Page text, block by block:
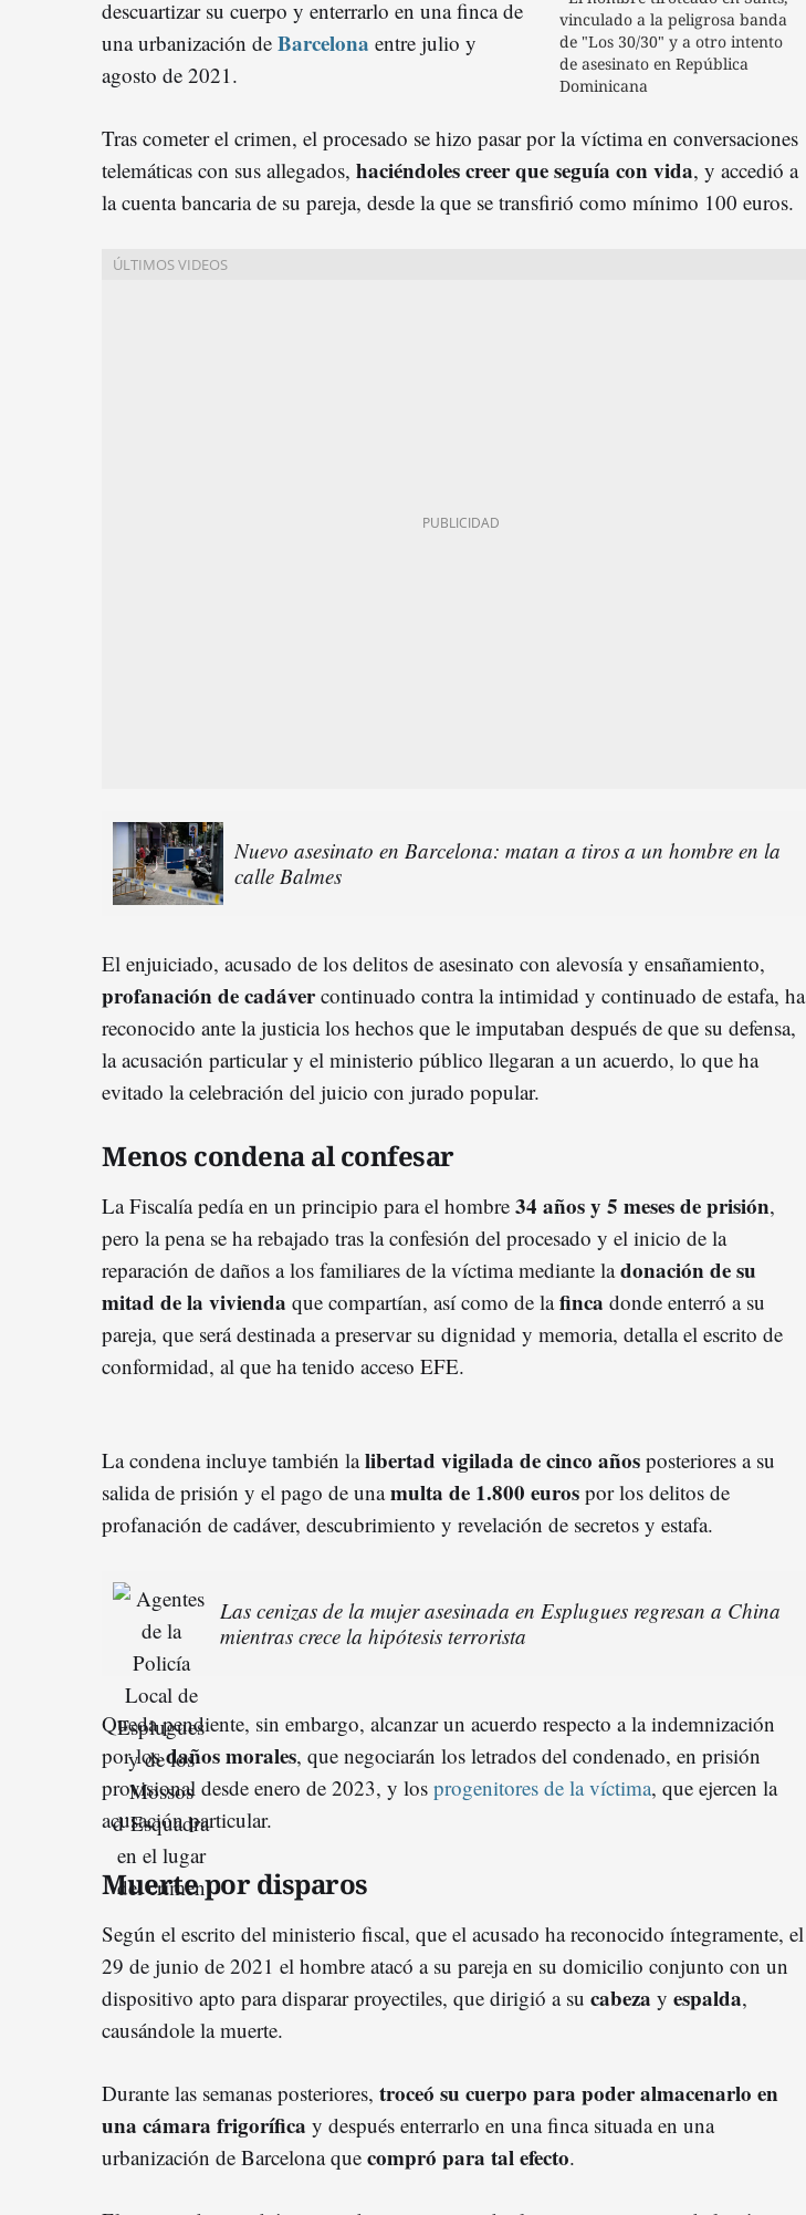
vinculado a la peligrosa banda
de "Los 30/30" y a otro intento
de asesinato en República
Dominicana
descuartizar su cuerpo y enterrarlo en una finca de
una urbanización de Barcelona entre julio y
agosto de 2021.
Tras cometer el crimen, el procesado se hizo pasar por la víctima en conversaciones
telemáticas con sus allegados, haciéndoles creer que seguía con vida, y accedió a
la cuenta bancaria de su pareja, desde la que se transfirió como mínimo 100 euros.
Nuevo asesinato en Barcelona: matan a tiros a un hombre en la
calle Balmes
El enjuiciado, acusado de los delitos de asesinato con alevosía y ensañamiento,
profanación de cadávercontinuado contra la intimidad y continuado de estafa, ha
reconocido ante la justicia los hechos que le imputaban después de que su defensa,
la acusación particular y el ministerio público llegaran a un acuerdo, lo que ha
evitado la celebración del juicio con jurado popular.
Menos condena al confesar
La Fiscalía pedía en un principio para el hombre 34 años y 5 meses de prisión,
pero la pena se ha rebajado tras la confesión del procesado y el inicio de la
reparación de daños a los familiares de la víctima mediante ladonación de su
mitad de la vivienda que compartían, así como de lafinca donde enterró a su
pareja, que será destinada a preservar su dignidad y memoria, detalla el escrito de
conformidad, al que ha tenido acceso EFE.
La condena incluye también lalibertad vigilada de cinco años posteriores a su
salida de prisión y el pago de unamulta de 1.800 euros por los delitos de
profanación de cadáver, descubrimiento y revelación de secretos y estafa.
Las cenizas de la mujer asesinada en Esplugues regresan a China
mientras crece la hipótesis terrorista
Queda pendiente, sin embargo, alcanzar un acuerdo respecto a la indemnización
por losdaños morales, que negociarán los letrados del condenado, en prisión
provisional desde enero de 2023, y los progenitores de la víctima, que ejercen la
acusación particular.
Muerte por disparos
Según el escrito del ministerio fiscal, que el acusado ha reconocido íntegramente, el
29 de junio de 2021 el hombre atacó a su pareja en su domicilio conjunto con un
dispositivo apto para disparar proyectiles, que dirigió a su cabeza y espalda,
causándole la muerte.
Durante las semanas posteriores, troceó su cuerpo para poder almacenarlo en
una cámara frigorífica y después enterrarlo en una finca situada en una
urbanización de Barcelona que compró para tal efecto.